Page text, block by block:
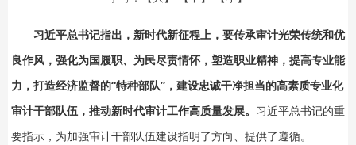
习近平总书记指出，新时代新征程上，要传承审计光荣传统和优
良作风，强化为国履职、为民尽责情怀，塑造职业精神，提高专业能
力，打造经济监督的“特种部队”，建设忠诚干净担当的高素质专业化
审计干部队伍，推动新时代审计工作高质量发展。 习近平总书记的重
要指示，为加强审计干部队伍建设指明了方向、提供了遵循。